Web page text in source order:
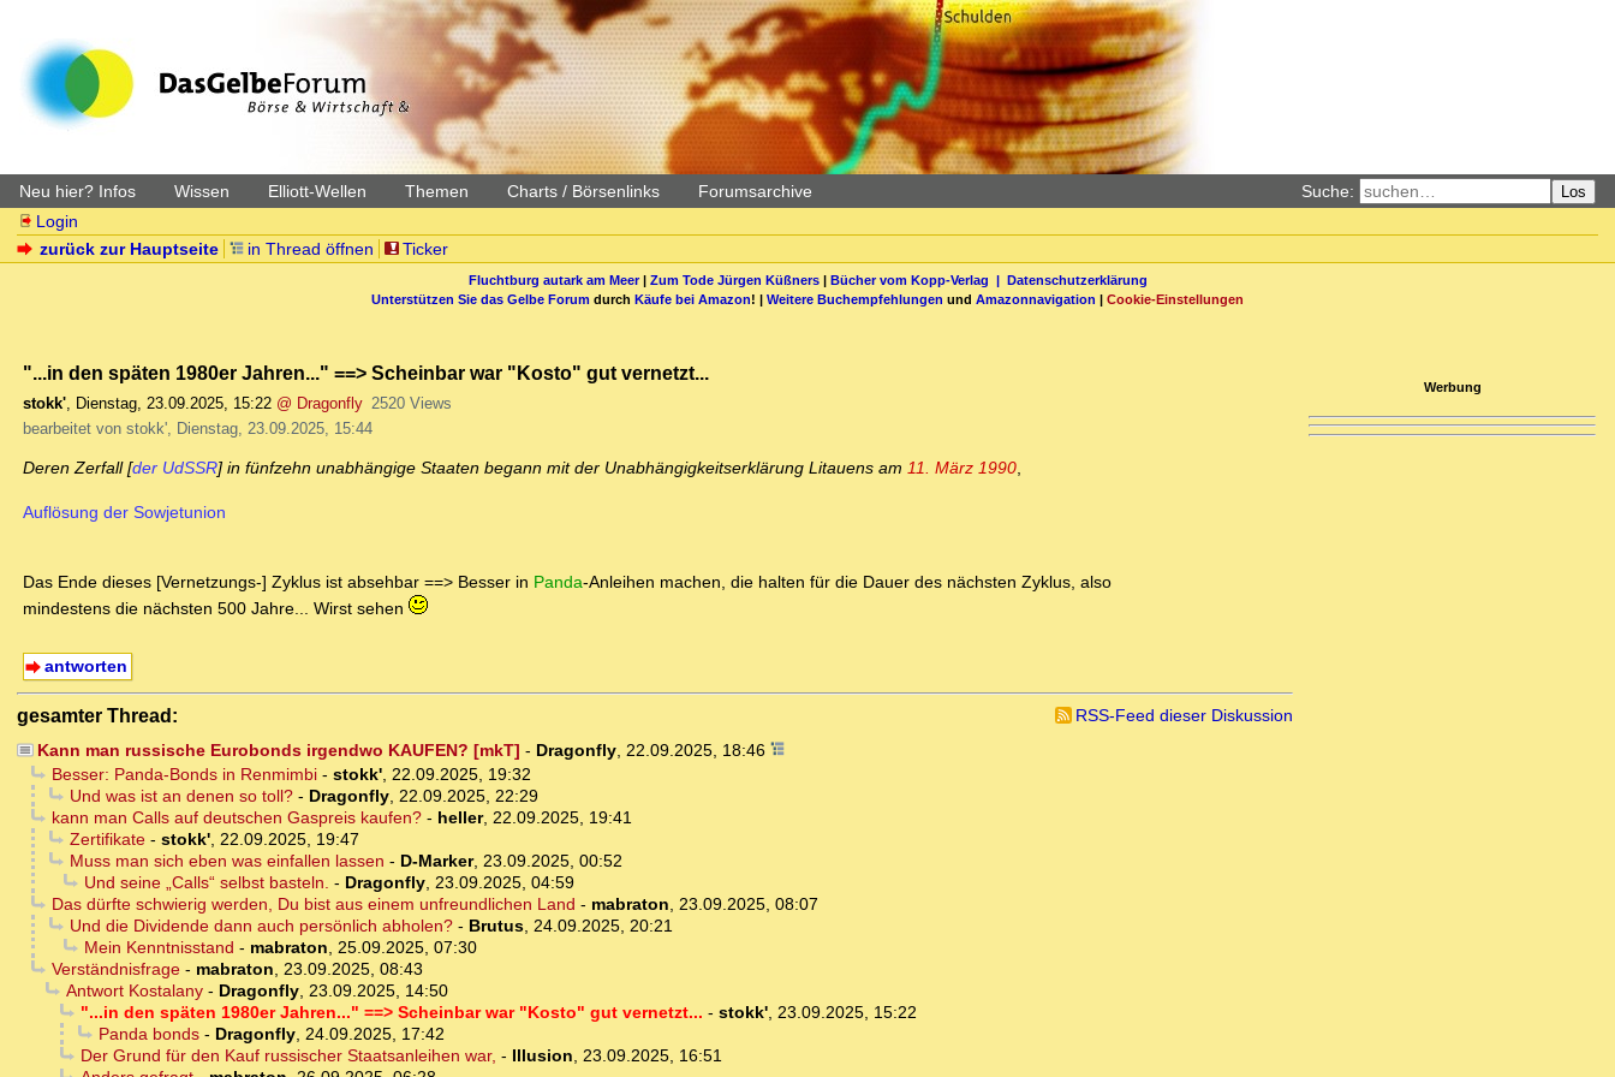
Neu hier? Infos Wissen Elliott-Wellen Themen Charts / Börsenlinks Forumsarchive Suche: Los
Login
zurück zur Hauptseite
in Thread öffnen Ticker
Fluchtburg autark am Meer| Zum Tode Jürgen Küßners| Bücher vom Kopp-Verlag | Datenschutzerklärung
Unterstützen Sie das Gelbe Forum durch Käufe bei Amazon! | Weitere Buchempfehlungen und Amazonnavigation | Cookie-Einstellungen
"...in den späten 1980er Jahren..." ==> Scheinbar war "Kosto" gut vernetzt...
stokk', Dienstag, 23.09.2025, 15:22 @ Dragonfly 2520 Views
bearbeitet von stokk', Dienstag, 23.09.2025, 15:44
Deren Zerfall [der UdSSR] in fünfzehn unabhängige Staaten begann mit der Unabhängigkeitserklärung Litauens am 11. März 1990,
Auflösung der Sowjetunion
Das Ende dieses [Vernetzungs-] Zyklus ist absehbar ==> Besser in Panda-Anleihen machen, die halten für die Dauer des nächsten Zyklus, also
mindestens die nächsten 500 Jahre... Wirst sehen
antworten
gesamter Thread:
RSS-Feed dieser Diskussion
Kann man russische Eurobonds irgendwo KAUFEN? [mkT] - Dragonfly, 22.09.2025, 18:46
Besser: Panda-Bonds in Renmimbi- stokk', 22.09.2025, 19:32
Und was ist an denen so toll?- Dragonfly, 22.09.2025, 22:29
kann man Calls auf deutschen Gaspreis kaufen?- heller, 22.09.2025, 19:41
Zertifikate- stokk', 22.09.2025, 19:47
Muss man sich eben was einfallen lassen - D-Marker, 23.09.2025, 00:52
Und seine „Calls“ selbst basteln. - Dragonfly, 23.09.2025, 04:59
Das dürfte schwierig werden, Du bist aus einem unfreundlichen Land - mabraton, 23.09.2025, 08:07
Und die Dividende dann auch persönlich abholen?- Brutus, 24.09.2025, 20:21
Mein Kenntnisstand - mabraton, 25.09.2025, 07:30
Verständnisfrage- mabraton, 23.09.2025, 08:43
Antwort Kostalany- Dragonfly, 23.09.2025, 14:50
"...in den späten 1980er Jahren..." ==> Scheinbar war "Kosto" gut vernetzt... - stokk', 23.09.2025, 15:22
Panda bonds- Dragonfly, 24.09.2025, 17:42
Der Grund für den Kauf russischer Staatsanleihen war, - Illusion, 23.09.2025, 16:51
Werbung